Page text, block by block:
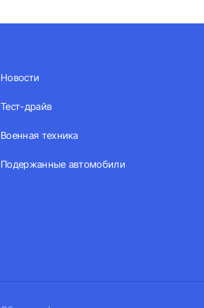
Новости
Тест-драйв
Военная техника
Подержанные автомобили